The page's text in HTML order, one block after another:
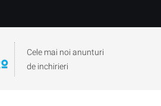
Cele mai noi anunturi
de inchirieri